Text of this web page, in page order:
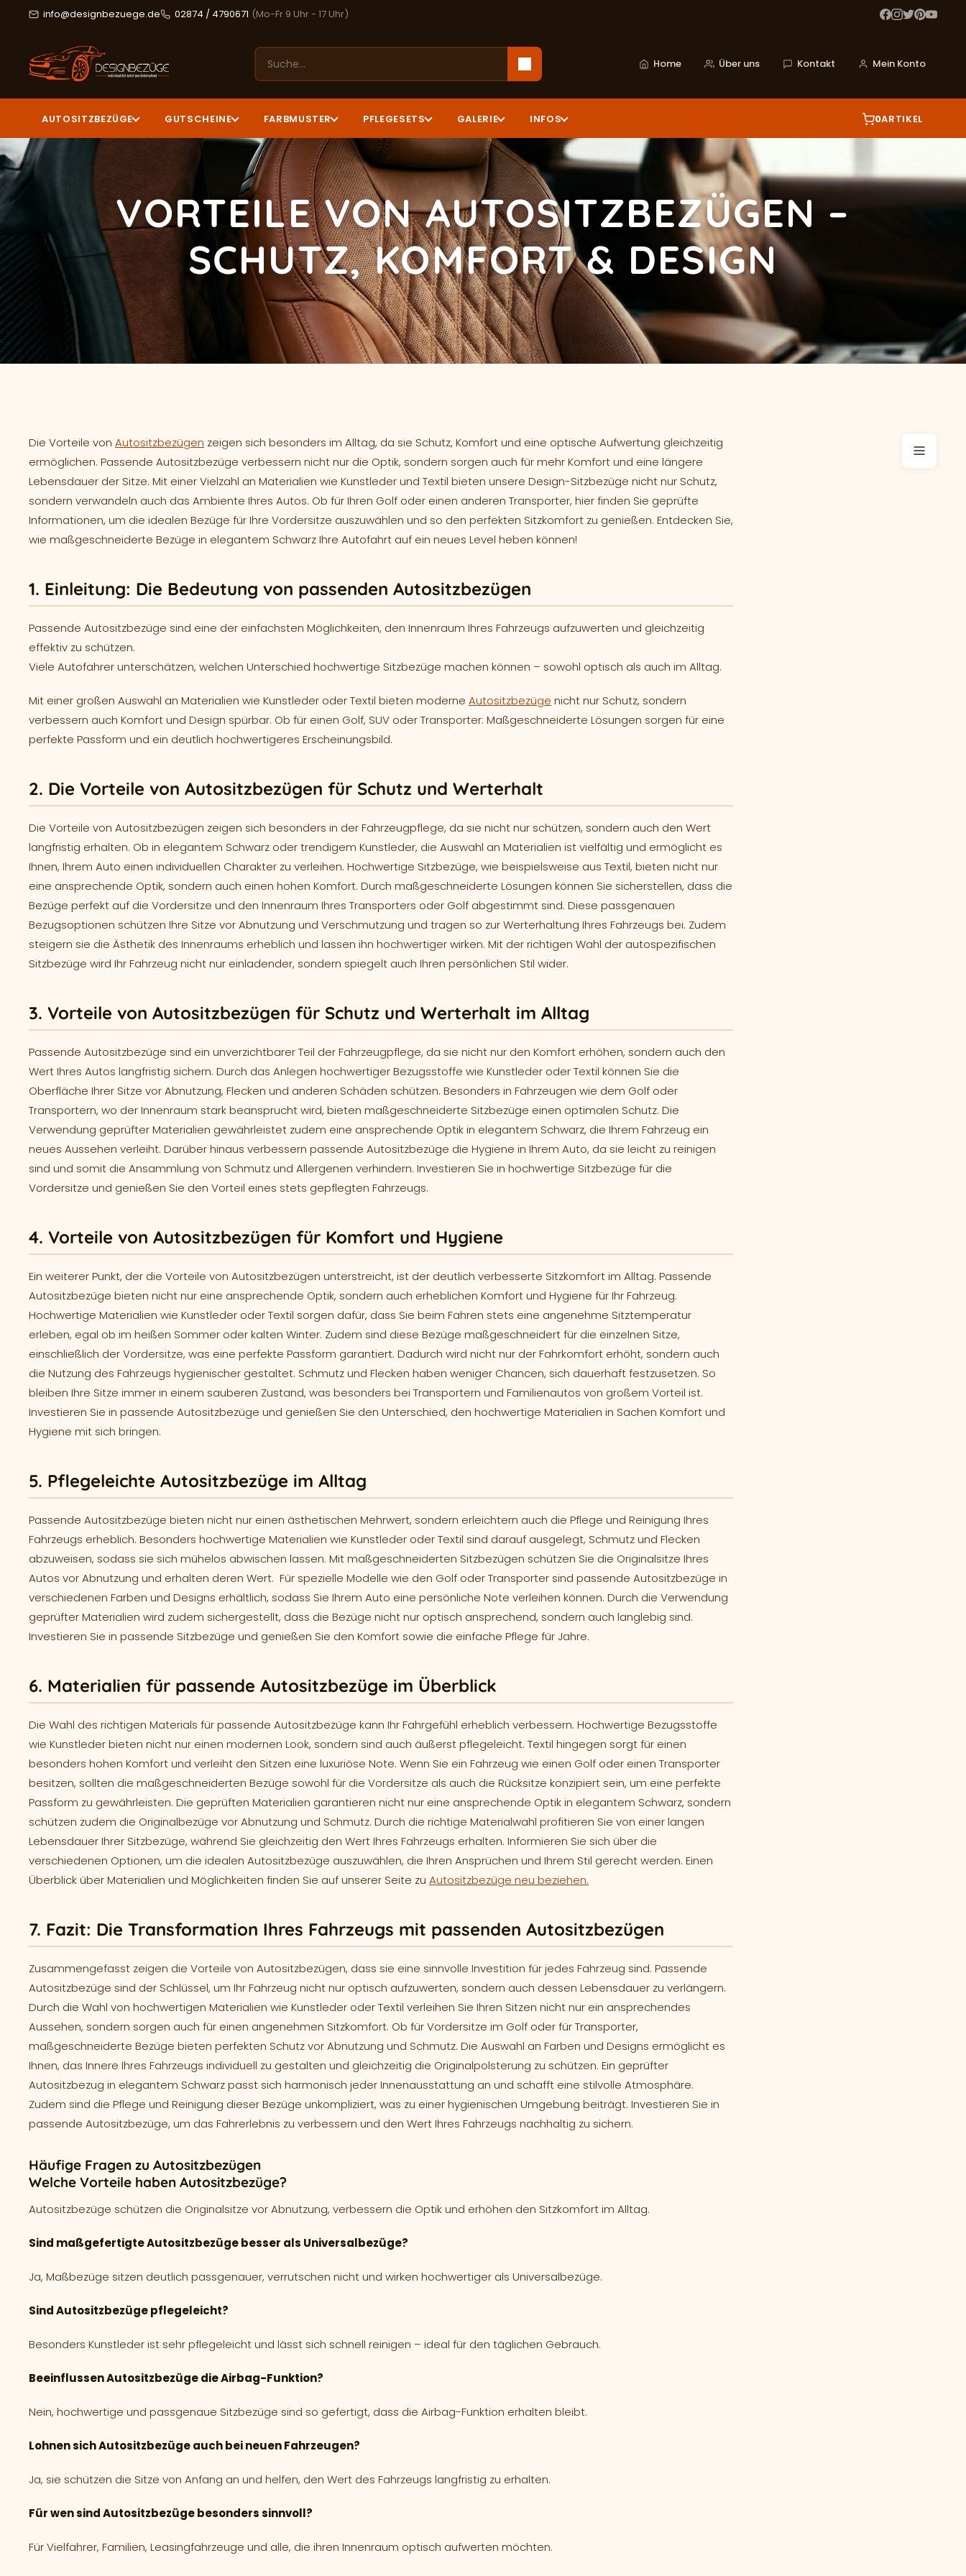
info@designbezuege.de 02874 / 4790671 (Mo-Fr 9 Uhr - 17 Uhr)
Home Über uns Kontakt Mein Konto
AUTOSITZBEZÜGE GUTSCHEINE FARBMUSTER PFLEGESETS GALERIE INFOS 0ARTIKEL
VORTEILE VON AUTOSITZBEZÜGEN –
SCHUTZ, KOMFORT & DESIGN
Die Vorteile von Autositzbezügen zeigen sich besonders im Alltag, da sie Schutz, Komfort und eine optische Aufwertung gleichzeitig
ermöglichen. Passende Autositzbezüge verbessern nicht nur die Optik, sondern sorgen auch für mehr Komfort und eine längere
Lebensdauer der Sitze. Mit einer Vielzahl an Materialien wie Kunstleder und Textil bieten unsere Design-Sitzbezüge nicht nur Schutz,
sondern verwandeln auch das Ambiente Ihres Autos. Ob für Ihren Golf oder einen anderen Transporter, hier finden Sie geprüfte
Informationen, um die idealen Bezüge für Ihre Vordersitze auszuwählen und so den perfekten Sitzkomfort zu genießen. Entdecken Sie,
wie maßgeschneiderte Bezüge in elegantem Schwarz Ihre Autofahrt auf ein neues Level heben können!
1. Einleitung: Die Bedeutung von passenden Autositzbezügen
Passende Autositzbezüge sind eine der einfachsten Möglichkeiten, den Innenraum Ihres Fahrzeugs aufzuwerten und gleichzeitig
effektiv zu schützen.
Viele Autofahrer unterschätzen, welchen Unterschied hochwertige Sitzbezüge machen können – sowohl optisch als auch im Alltag.
Mit einer großen Auswahl an Materialien wie Kunstleder oder Textil bieten moderne Autositzbezüge nicht nur Schutz, sondern
verbessern auch Komfort und Design spürbar. Ob für einen Golf, SUV oder Transporter: Maßgeschneiderte Lösungen sorgen für eine
perfekte Passform und ein deutlich hochwertigeres Erscheinungsbild.
2. Die Vorteile von Autositzbezügen für Schutz und Werterhalt
Die Vorteile von Autositzbezügen zeigen sich besonders in der Fahrzeugpflege, da sie nicht nur schützen, sondern auch den Wert
langfristig erhalten. Ob in elegantem Schwarz oder trendigem Kunstleder, die Auswahl an Materialien ist vielfältig und ermöglicht es
Ihnen, Ihrem Auto einen individuellen Charakter zu verleihen. Hochwertige Sitzbezüge, wie beispielsweise aus Textil, bieten nicht nur
eine ansprechende Optik, sondern auch einen hohen Komfort. Durch maßgeschneiderte Lösungen können Sie sicherstellen, dass die
Bezüge perfekt auf die Vordersitze und den Innenraum Ihres Transporters oder Golf abgestimmt sind. Diese passgenauen
Bezugsoptionen schützen Ihre Sitze vor Abnutzung und Verschmutzung und tragen so zur Werterhaltung Ihres Fahrzeugs bei. Zudem
steigern sie die Ästhetik des Innenraums erheblich und lassen ihn hochwertiger wirken. Mit der richtigen Wahl der autospezifischen
Sitzbezüge wird Ihr Fahrzeug nicht nur einladender, sondern spiegelt auch Ihren persönlichen Stil wider.
3. Vorteile von Autositzbezügen für Schutz und Werterhalt im Alltag
Passende Autositzbezüge sind ein unverzichtbarer Teil der Fahrzeugpflege, da sie nicht nur den Komfort erhöhen, sondern auch den
Wert Ihres Autos langfristig sichern. Durch das Anlegen hochwertiger Bezugsstoffe wie Kunstleder oder Textil können Sie die
Oberfläche Ihrer Sitze vor Abnutzung, Flecken und anderen Schäden schützen. Besonders in Fahrzeugen wie dem Golf oder
Transportern, wo der Innenraum stark beansprucht wird, bieten maßgeschneiderte Sitzbezüge einen optimalen Schutz. Die
Verwendung geprüfter Materialien gewährleistet zudem eine ansprechende Optik in elegantem Schwarz, die Ihrem Fahrzeug ein
neues Aussehen verleiht. Darüber hinaus verbessern passende Autositzbezüge die Hygiene in Ihrem Auto, da sie leicht zu reinigen
sind und somit die Ansammlung von Schmutz und Allergenen verhindern. Investieren Sie in hochwertige Sitzbezüge für die
Vordersitze und genießen Sie den Vorteil eines stets gepflegten Fahrzeugs.
4. Vorteile von Autositzbezügen für Komfort und Hygiene
Ein weiterer Punkt, der die Vorteile von Autositzbezügen unterstreicht, ist der deutlich verbesserte Sitzkomfort im Alltag. Passende
Autositzbezüge bieten nicht nur eine ansprechende Optik, sondern auch erheblichen Komfort und Hygiene für Ihr Fahrzeug.
Hochwertige Materialien wie Kunstleder oder Textil sorgen dafür, dass Sie beim Fahren stets eine angenehme Sitztemperatur
erleben, egal ob im heißen Sommer oder kalten Winter. Zudem sind diese Bezüge maßgeschneidert für die einzelnen Sitze,
einschließlich der Vordersitze, was eine perfekte Passform garantiert. Dadurch wird nicht nur der Fahrkomfort erhöht, sondern auch
die Nutzung des Fahrzeugs hygienischer gestaltet. Schmutz und Flecken haben weniger Chancen, sich dauerhaft festzusetzen. So
bleiben Ihre Sitze immer in einem sauberen Zustand, was besonders bei Transportern und Familienautos von großem Vorteil ist.
Investieren Sie in passende Autositzbezüge und genießen Sie den Unterschied, den hochwertige Materialien in Sachen Komfort und
Hygiene mit sich bringen.
5. Pflegeleichte Autositzbezüge im Alltag
Passende Autositzbezüge bieten nicht nur einen ästhetischen Mehrwert, sondern erleichtern auch die Pflege und Reinigung Ihres
Fahrzeugs erheblich. Besonders hochwertige Materialien wie Kunstleder oder Textil sind darauf ausgelegt, Schmutz und Flecken
abzuweisen, sodass sie sich mühelos abwischen lassen. Mit maßgeschneiderten Sitzbezügen schützen Sie die Originalsitze Ihres
Autos vor Abnutzung und erhalten deren Wert. Für spezielle Modelle wie den Golf oder Transporter sind passende Autositzbezüge in
verschiedenen Farben und Designs erhältlich, sodass Sie Ihrem Auto eine persönliche Note verleihen können. Durch die Verwendung
geprüfter Materialien wird zudem sichergestellt, dass die Bezüge nicht nur optisch ansprechend, sondern auch langlebig sind.
Investieren Sie in passende Sitzbezüge und genießen Sie den Komfort sowie die einfache Pflege für Jahre.
6. Materialien für passende Autositzbezüge im Überblick
Die Wahl des richtigen Materials für passende Autositzbezüge kann Ihr Fahrgefühl erheblich verbessern. Hochwertige Bezugsstoffe
wie Kunstleder bieten nicht nur einen modernen Look, sondern sind auch äußerst pflegeleicht. Textil hingegen sorgt für einen
besonders hohen Komfort und verleiht den Sitzen eine luxuriöse Note. Wenn Sie ein Fahrzeug wie einen Golf oder einen Transporter
besitzen, sollten die maßgeschneiderten Bezüge sowohl für die Vordersitze als auch die Rücksitze konzipiert sein, um eine perfekte
Passform zu gewährleisten. Die geprüften Materialien garantieren nicht nur eine ansprechende Optik in elegantem Schwarz, sondern
schützen zudem die Originalbezüge vor Abnutzung und Schmutz. Durch die richtige Materialwahl profitieren Sie von einer langen
Lebensdauer Ihrer Sitzbezüge, während Sie gleichzeitig den Wert Ihres Fahrzeugs erhalten. Informieren Sie sich über die
verschiedenen Optionen, um die idealen Autositzbezüge auszuwählen, die Ihren Ansprüchen und Ihrem Stil gerecht werden. Einen
Überblick über Materialien und Möglichkeiten finden Sie auf unserer Seite zu Autositzbezüge neu beziehen.
7. Fazit: Die Transformation Ihres Fahrzeugs mit passenden Autositzbezügen
Zusammengefasst zeigen die Vorteile von Autositzbezügen, dass sie eine sinnvolle Investition für jedes Fahrzeug sind. Passende
Autositzbezüge sind der Schlüssel, um Ihr Fahrzeug nicht nur optisch aufzuwerten, sondern auch dessen Lebensdauer zu verlängern.
Durch die Wahl von hochwertigen Materialien wie Kunstleder oder Textil verleihen Sie Ihren Sitzen nicht nur ein ansprechendes
Aussehen, sondern sorgen auch für einen angenehmen Sitzkomfort. Ob für Vordersitze im Golf oder für Transporter,
maßgeschneiderte Bezüge bieten perfekten Schutz vor Abnutzung und Schmutz. Die Auswahl an Farben und Designs ermöglicht es
Ihnen, das Innere Ihres Fahrzeugs individuell zu gestalten und gleichzeitig die Originalpolsterung zu schützen. Ein geprüfter
Autositzbezug in elegantem Schwarz passt sich harmonisch jeder Innenausstattung an und schafft eine stilvolle Atmosphäre.
Zudem sind die Pflege und Reinigung dieser Bezüge unkompliziert, was zu einer hygienischen Umgebung beiträgt. Investieren Sie in
passende Autositzbezüge, um das Fahrerlebnis zu verbessern und den Wert Ihres Fahrzeugs nachhaltig zu sichern.
Häufige Fragen zu Autositzbezügen
Welche Vorteile haben Autositzbezüge?
Autositzbezüge schützen die Originalsitze vor Abnutzung, verbessern die Optik und erhöhen den Sitzkomfort im Alltag.
Sind maßgefertigte Autositzbezüge besser als Universalbezüge?
Ja, Maßbezüge sitzen deutlich passgenauer, verrutschen nicht und wirken hochwertiger als Universalbezüge.
Sind Autositzbezüge pflegeleicht?
Besonders Kunstleder ist sehr pflegeleicht und lässt sich schnell reinigen – ideal für den täglichen Gebrauch.
Beeinflussen Autositzbezüge die Airbag-Funktion?
Nein, hochwertige und passgenaue Sitzbezüge sind so gefertigt, dass die Airbag-Funktion erhalten bleibt.
Lohnen sich Autositzbezüge auch bei neuen Fahrzeugen?
Ja, sie schützen die Sitze von Anfang an und helfen, den Wert des Fahrzeugs langfristig zu erhalten.
Für wen sind Autositzbezüge besonders sinnvoll?
Für Vielfahrer, Familien, Leasingfahrzeuge und alle, die ihren Innenraum optisch aufwerten möchten.